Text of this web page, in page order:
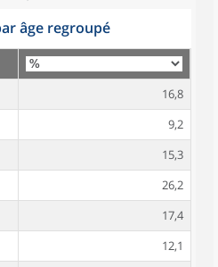
âge regroupé
16,8
9,2
15,3
26,2
17,4
12,1